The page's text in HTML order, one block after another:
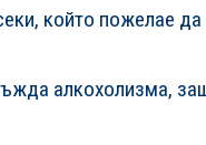
който пожелае да
алкохолизма,